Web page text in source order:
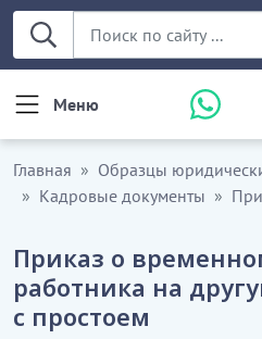
Меню
Главная
Образцы
Кадровые документы
Приказ о
работника на
с простоем